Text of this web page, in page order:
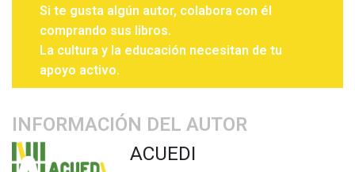
Si te gusta algún autor, colabora con él
comprando sus libros.
La cultura y la educación necesitan de tu
apoyo activo.
INFORMACIÓN DEL AUTOR
ACUEDI